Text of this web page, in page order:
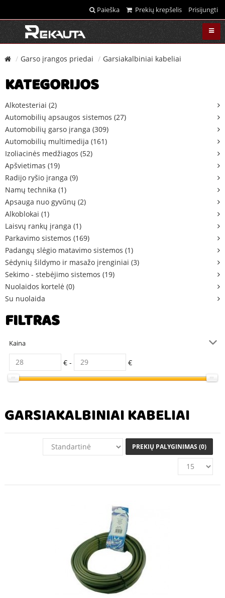
Paieška Prekių krepšelis Prisijungti
Garso įrangos priedai Garsiakalbiniai kabeliai
KATEGORIJOS
Alkotesteriai (2)
Automobilių apsaugos sistemos (27)
Automobilių garso įranga (309)
Automobilių multimedija (161)
Izoliacinės medžiagos (52)
Apšvietimas (19)
Radijo ryšio įranga (9)
Namų technika (1)
Apsauga nuo gyvūnų (2)
Alkoblokai (1)
Laisvų rankų įranga (1)
Parkavimo sistemos (169)
Padangų slėgio matavimo sistemos (1)
Sėdynių šildymo ir masažo įrenginiai (3)
Sekimo - stebėjimo sistemos (19)
Nuolaidos kortelė (0)
Su nuolaida
FILTRAS
Kaina
€ - €
GARSIAKALBINIAI KABELIAI
PREKIŲ PALYGINIMAS (0)